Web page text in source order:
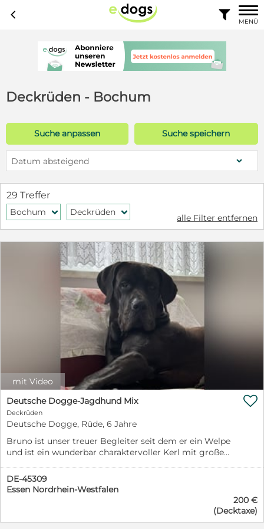
c 
MENÜ
Deckrüden - Bochum
Suche anpassen Suche speichern
Datum absteigend
29 Treffer
Bochum f Deckrüden f
alle Filter entfernen
mit Video
Deutsche Dogge-Jagdhund Mix
Deckrüden
Deutsche Dogge, Rüde, 6 Jahre
Bruno ist unser treuer Begleiter seit dem er ein Welpe
und ist ein wunderbar charaktervoller Kerl mit großem
wertvollen Gene weiterzugeben. Wir bieten ihn als
bewährten Deckrüden an. Abstammung &
Mutter: Braun geströmter Saupacker Größe: Unterhalb
reiner Dogge-Größe, robust & breit gebaut Typ:

DE-45309
Essen Nordrhein-Westfalen
200 €
(Decktaxe)